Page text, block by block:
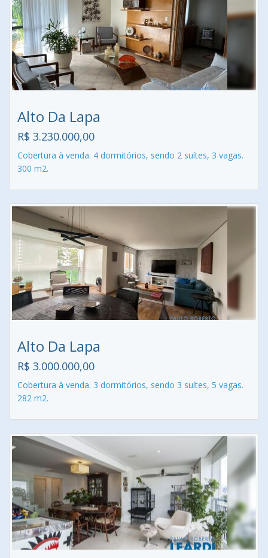
Alto Da Lapa
R$ 3.230.000,00
Cobertura à venda. 4 dormitórios, sendo 2 suítes, 3 vagas.
300 m2.
Alto Da Lapa
R$ 3.000.000,00
Cobertura à venda. 3 dormitórios, sendo 3 suítes, 5 vagas.
282 m2.